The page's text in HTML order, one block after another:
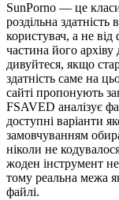
SunPorno — це
роздільна
користувач, а не від
частина його
дивуйтеся, якщо
здатність саме на
сайті пропонують
FSAVED аналізує
доступні варіанти
замовчуванням
ніколи не
жоден інструмент
тому реальна межа
файлі.